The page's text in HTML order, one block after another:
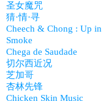
圣女魔咒
猜·情·寻
Cheech & Chong : Up in
Smoke
Chega de Saudade
切尔西近况
芝加哥
杏林先锋
Chicken Skin Music